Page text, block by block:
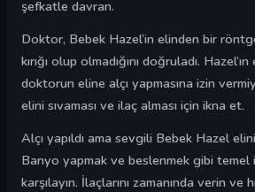
şefkatle davran.
Doktor, Bebek Hazel’in elinden bir
kırığı olup olmadığını doğruladı.
doktorun eline alçı yapmasına izin
elini sıvaması ve ilaç alması için ikna et.
Alçı yapıldı ama sevgili Bebek Hazel
Banyo yapmak ve beslenmek gibi temel
karşılayın. İlaçlarını zamanında verin ve